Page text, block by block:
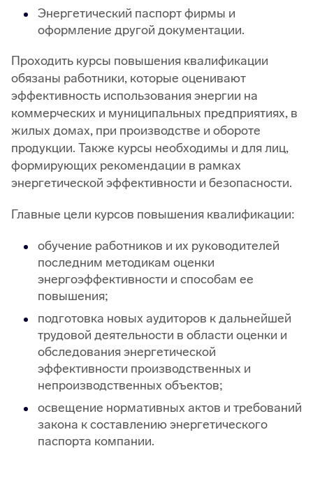
Энергетический паспорт фирмы и
оформление другой документации.
Проходить курсы повышения квалификации
обязаны работники, которые оценивают
эффективность использования энергии на
коммерческих и муниципальных предприятиях, в
жилых домах, при производстве и обороте
продукции. Также курсы необходимы и для лиц,
формирующих рекомендации в рамках
энергетической эффективности и безопасности.
Главные цели курсов повышения квалификации:
обучение работников и их руководителей
последним методикам оценки
энергоэффективности и способам ее
повышения;
подготовка новых аудиторов к дальнейшей
трудовой деятельности в области оценки и
обследования энергетической
эффективности производственных и
непроизводственных объектов;
освещение нормативных актов и требований
закона к составлению энергетического
паспорта компании.